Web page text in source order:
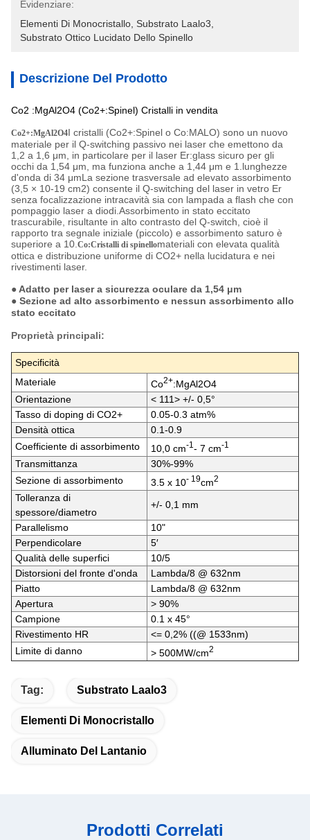
Evidenziare:
Elementi Di Monocristallo Substrato Laalo3
Substrato Ottico Lucidato Dello Spinello
Descrizione Del Prodotto
Co2 :MgAl2O4 (Co2+:Spinel) Cristalli in vendita
Co2+:MgAl2O4I cristalli (Co2+:Spinel o Co:MALO) sono un nuovo
materiale per il Q-switching passivo nei laser che emettono da
1,2 a 1,6 μm, in particolare per il laser Er:glass sicuro per gli
occhi da 1,54 μm, ma funziona anche a 1,44 μm e 1.lunghezze
d'onda di 34 μmLa sezione trasversale ad elevato assorbimento
(3,5 × 10-19 cm2) consente il Q-switching del laser in vetro Er
senza focalizzazione intracavità sia con lampada a flash che con
pompaggio laser a diodi.Assorbimento in stato eccitato
trascurabile, risultante in alto contrasto del Q-switch, cioè il
rapporto tra segnale iniziale (piccolo) e assorbimento saturo è
superiore a 10. Co:Cristalli di spinellomateriali con elevata qualità
ottica e distribuzione uniforme di CO2+ nella lucidatura e nei
rivestimenti laser.
● Adatto per laser a sicurezza oculare da 1,54 μm
● Sezione ad alto assorbimento e nessun assorbimento allo
stato eccitato
Proprietà principali:
Specificità
Materiale
Co2+:MgAl2O4
Orientazione
< 111> +/- 0,5°
Tasso di doping di CO2+
0.05-0.3 atm%
Densità ottica
0.1-0.9
Coefficiente di assorbimento
10,0 cm-1 - 7 cm-1
Transmittanza
30%-99%
Sezione di assorbimento
3.5 x 10- 19cm2
Tolleranza di
spessore/diametro
+/- 0,1 mm
Parallelismo
10"
Perpendicolare
5′
Qualità delle superfici
10/5
Distorsioni del fronte d'onda
Lambda/8 @ 632nm
Piatto
Lambda/8 @ 632nm
Apertura
> 90%
Campione
0.1 x 45°
Rivestimento HR
<= 0,2% ((@ 1533nm)
Limite di danno
> 500MW/cm2
Tag: Substrato Laalo3
Elementi Di Monocristallo
Alluminato Del Lantanio
Prodotti Correlati